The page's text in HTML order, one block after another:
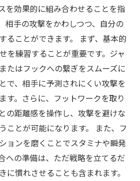
を効果的に組み合わせることを指
相手の攻撃をかわしつつ、自分の
ることができます。 まず、基本的
を練習することが重要です。ジャ
たはフックへの繋ぎをスムーズに
で、相手に予測されにくい攻撃を
す。さらに、フットワークを取り
の距離感を操作し、攻撃を避けな
ことが可能になります。 また、フ
ョンを磨くことでスタミナや瞬発
への準備は、ただ戦略を立てるだ
に慣れさせることも含まれます。